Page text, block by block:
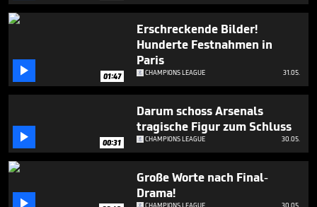
 01:47
Erschreckende Bilder!
Hunderte Festnahmen in
Paris
CHAMPIONS LEAGUE 31.05.
 00:31
Darum schoss Arsenals
tragische Figur zum Schluss
CHAMPIONS LEAGUE 30.05.

Große Worte nach Final-
Drama!